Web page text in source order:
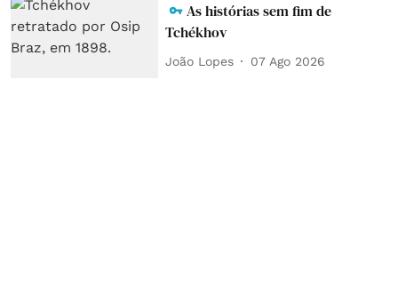
As histórias sem fim de
Tchékhov
João Lopes 07 Ago 2026